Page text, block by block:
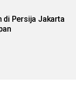
di Persija Jakarta